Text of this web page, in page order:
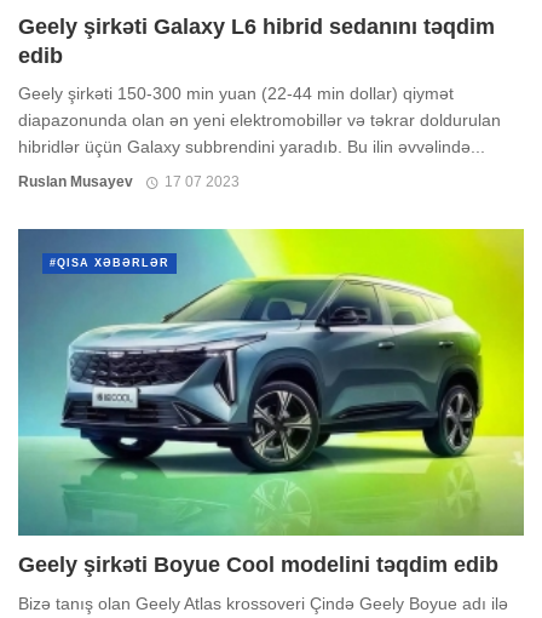
Geely şirkəti Galaxy L6 hibrid sedanını təqdim
edib
Geely şirkəti 150-300 min yuan (22-44 min dollar) qiymət
diapazonunda olan ən yeni elektromobillər və təkrar doldurulan
hibridlər üçün Galaxy subbrendini yaradıb. Bu ilin əvvəlində...
Ruslan Musayev 17 07 2023
#QISA XƏBƏRLƏR
Geely şirkəti Boyue Cool modelini təqdim edib
Bizə tanış olan Geely Atlas krossoveri Çində Geely Boyue adı ilə